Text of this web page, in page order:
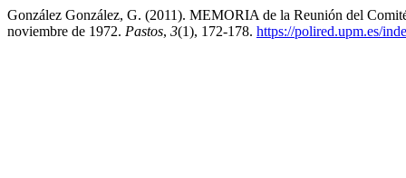
González González, G. (2011). MEMORIA de la Reunión del
noviembre de 1972. Pastos, 3(1), 172-178. https://polired.upm.es/